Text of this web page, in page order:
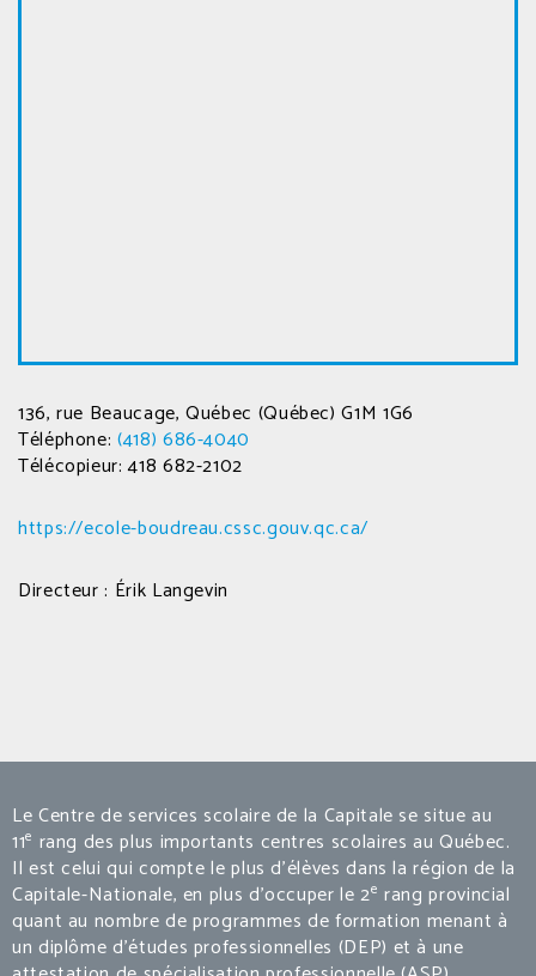
136, rue Beaucage, Québec (Québec) G1M 1G6
Téléphone:(418) 686-4040
Télécopieur: 418 682-2102
https://ecole-boudreau.cssc.gouv.qc.ca/
Directeur : Érik Langevin
Le Centre de services scolaire de la Capitale se situe au
11e rang des plus importants centres scolaires au Québec.
Il est celui qui compte le plus d’élèves dans la région de la
Capitale-Nationale, en plus d’occuper le 2e rang provincial
quant au nombre de programmes de formation menant à
un diplôme d’études professionnelles (DEP) et à une